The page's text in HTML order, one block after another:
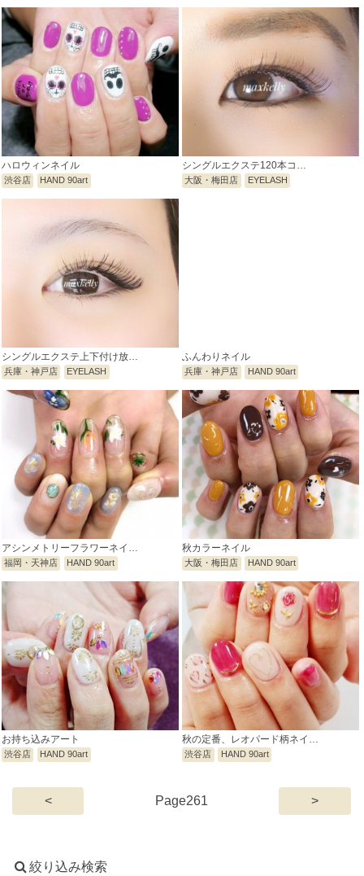
ハロウィンネイル
渋谷店 HAND 90art
シングルエクステ120本コ…
大阪・梅田店 EYELASH
シングルエクステ上下付け放…
兵庫・神戸店 EYELASH
ふんわりネイル
兵庫・神戸店 HAND 90art
アシンメトリーフラワーネイ…
福岡・天神店 HAND 90art
秋カラーネイル
大阪・梅田店 HAND 90art
お持ち込みアート
渋谷店 HAND 90art
秋の定番、レオパード柄ネイ…
渋谷店 HAND 90art
< 261 >
絞り込み検索